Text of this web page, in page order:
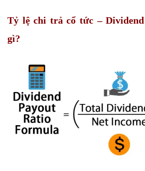
Tỷ lệ chi trả cổ tức –
gì?